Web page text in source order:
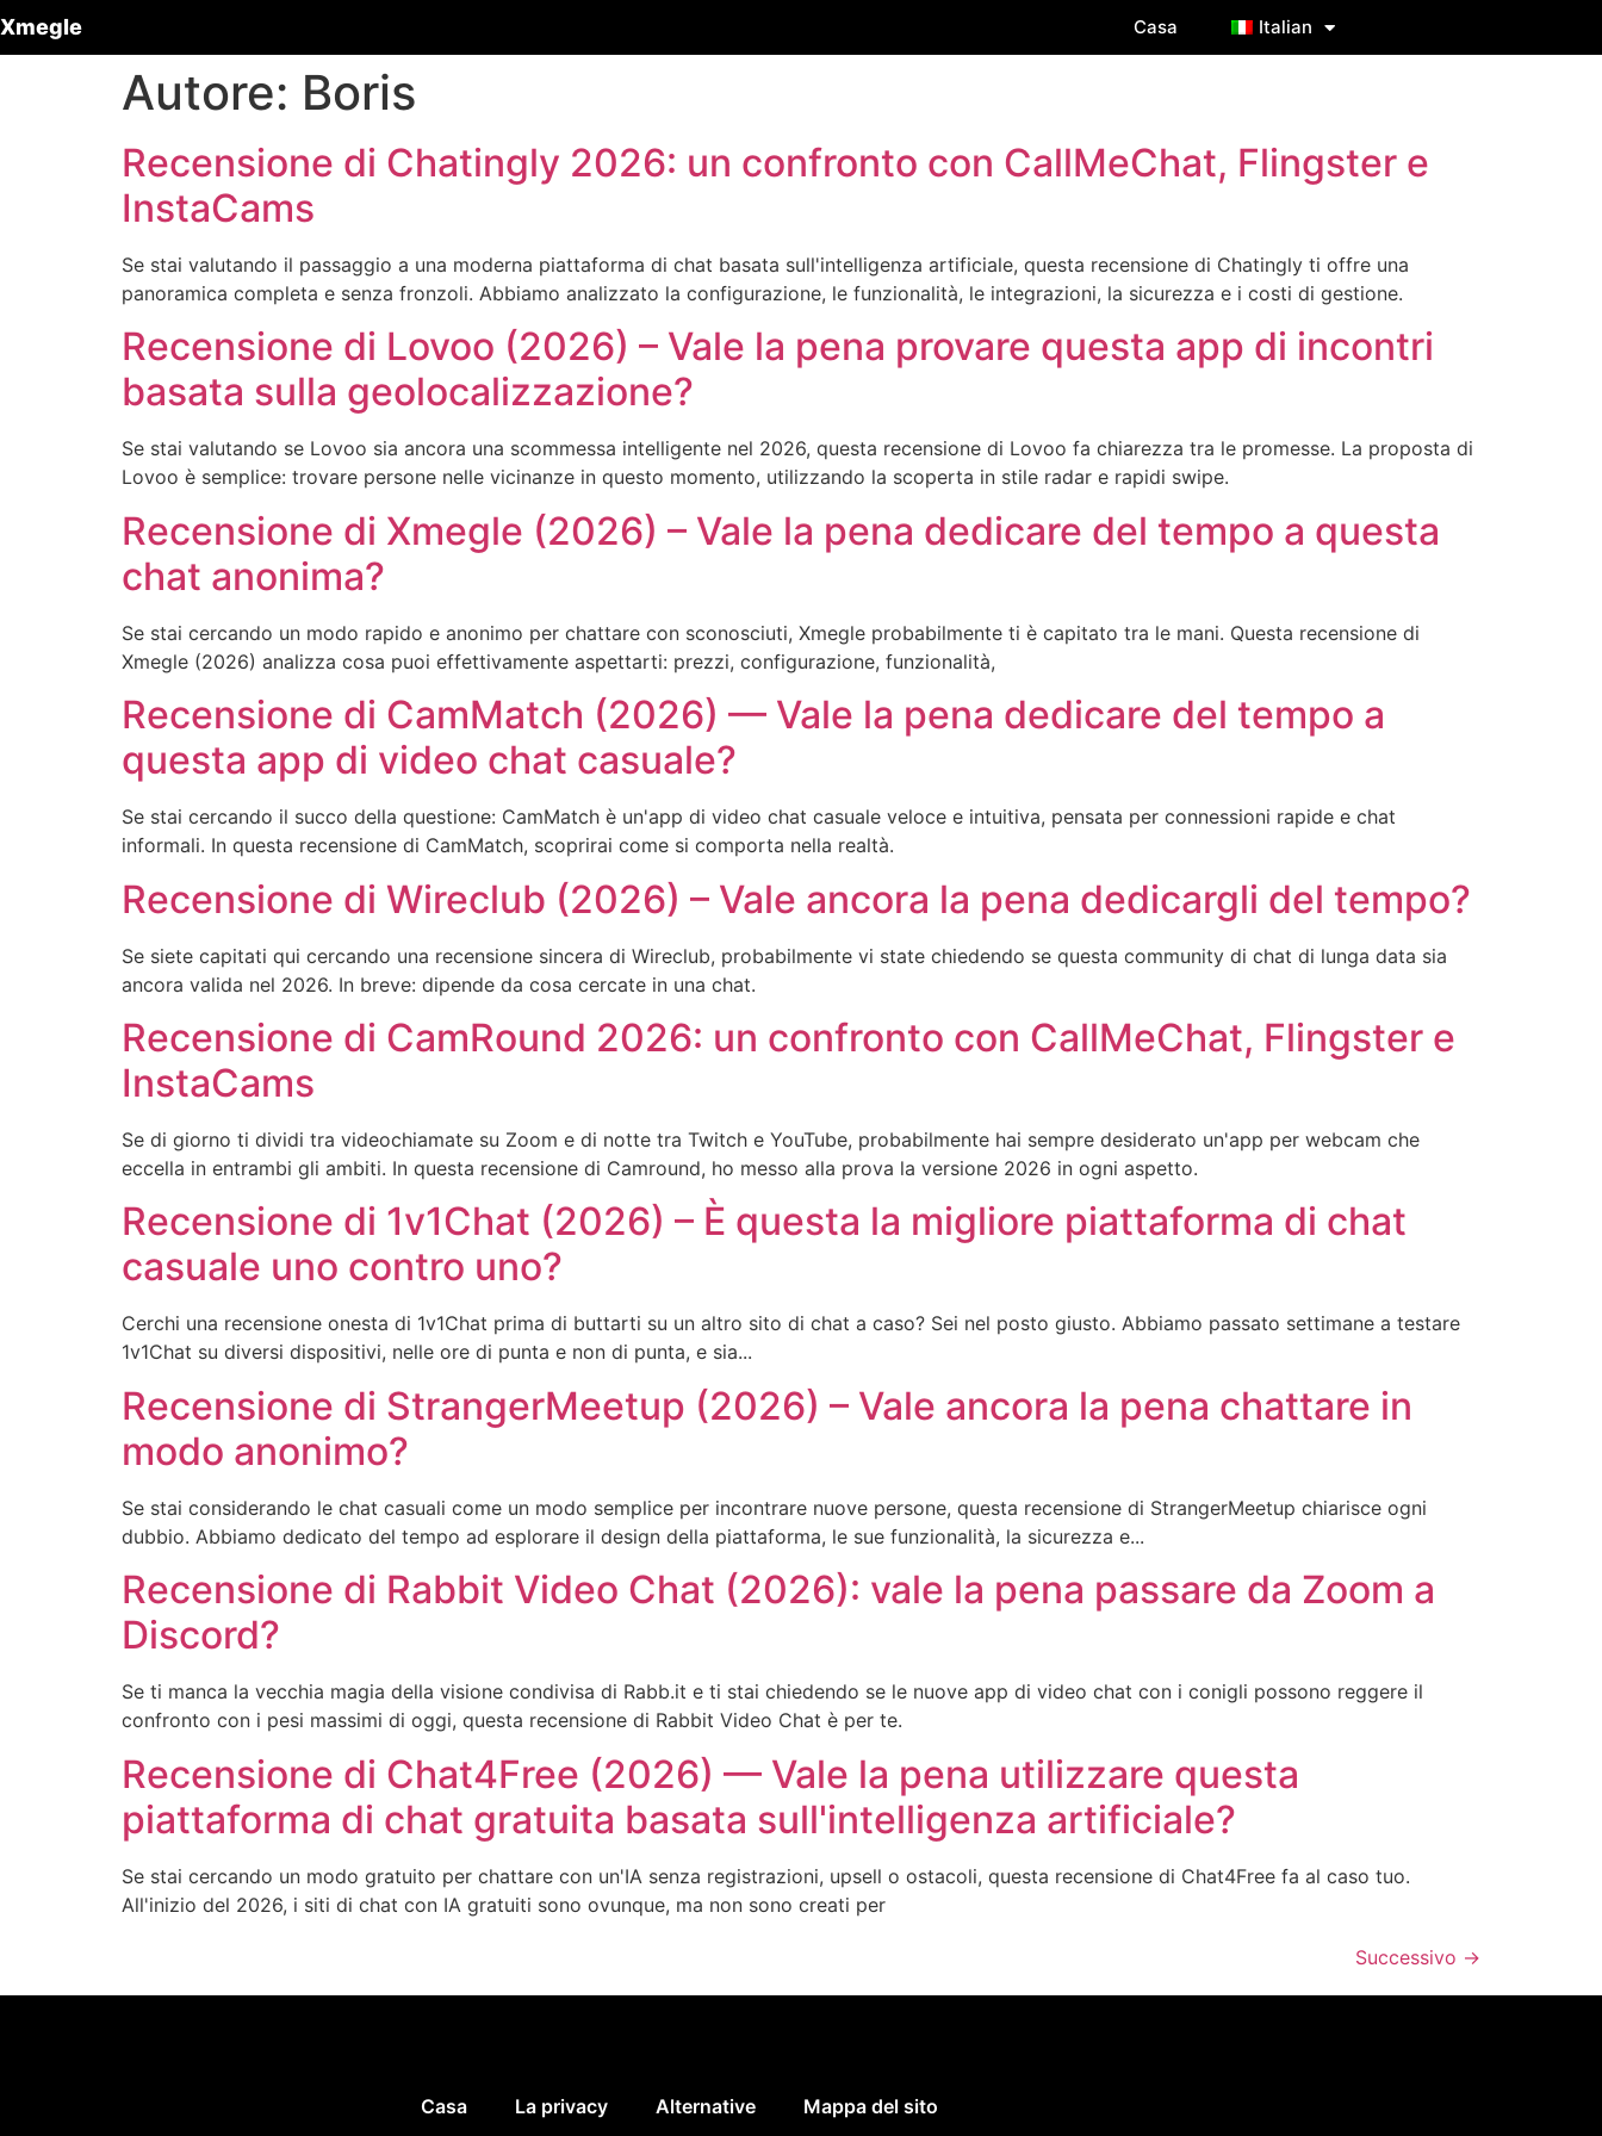
Xmegle Casa Italian
Autore: Boris
Recensione di Chatingly 2026: un confronto con CallMeChat, Flingster e
InstaCams
Se stai valutando il passaggio a una moderna piattaforma di chat basata sull'intelligenza artificiale, questa recensione di Chatingly ti offre una
panoramica completa e senza fronzoli. Abbiamo analizzato la configurazione, le funzionalità, le integrazioni, la sicurezza e i costi di gestione.
Recensione di Lovoo (2026) – Vale la pena provare questa app di incontri
basata sulla geolocalizzazione?
Se stai valutando se Lovoo sia ancora una scommessa intelligente nel 2026, questa recensione di Lovoo fa chiarezza tra le promesse. La proposta di
Lovoo è semplice: trovare persone nelle vicinanze in questo momento, utilizzando la scoperta in stile radar e rapidi swipe.
Recensione di Xmegle (2026) – Vale la pena dedicare del tempo a questa
chat anonima?
Se stai cercando un modo rapido e anonimo per chattare con sconosciuti, Xmegle probabilmente ti è capitato tra le mani. Questa recensione di
Xmegle (2026) analizza cosa puoi effettivamente aspettarti: prezzi, configurazione, funzionalità,
Recensione di CamMatch (2026) — Vale la pena dedicare del tempo a
questa app di video chat casuale?
Se stai cercando il succo della questione: CamMatch è un'app di video chat casuale veloce e intuitiva, pensata per connessioni rapide e chat
informali. In questa recensione di CamMatch, scoprirai come si comporta nella realtà.
Recensione di Wireclub (2026) – Vale ancora la pena dedicargli del tempo?
Se siete capitati qui cercando una recensione sincera di Wireclub, probabilmente vi state chiedendo se questa community di chat di lunga data sia
ancora valida nel 2026. In breve: dipende da cosa cercate in una chat.
Recensione di CamRound 2026: un confronto con CallMeChat, Flingster e
InstaCams
Se di giorno ti dividi tra videochiamate su Zoom e di notte tra Twitch e YouTube, probabilmente hai sempre desiderato un'app per webcam che
eccella in entrambi gli ambiti. In questa recensione di Camround, ho messo alla prova la versione 2026 in ogni aspetto.
Recensione di 1v1Chat (2026) – È questa la migliore piattaforma di chat
casuale uno contro uno?
Cerchi una recensione onesta di 1v1Chat prima di buttarti su un altro sito di chat a caso? Sei nel posto giusto. Abbiamo passato settimane a testare
1v1Chat su diversi dispositivi, nelle ore di punta e non di punta, e sia...
Recensione di StrangerMeetup (2026) – Vale ancora la pena chattare in
modo anonimo?
Se stai considerando le chat casuali come un modo semplice per incontrare nuove persone, questa recensione di StrangerMeetup chiarisce ogni
dubbio. Abbiamo dedicato del tempo ad esplorare il design della piattaforma, le sue funzionalità, la sicurezza e...
Recensione di Rabbit Video Chat (2026): vale la pena passare da Zoom a
Discord?
Se ti manca la vecchia magia della visione condivisa di Rabb.it e ti stai chiedendo se le nuove app di video chat con i conigli possono reggere il
confronto con i pesi massimi di oggi, questa recensione di Rabbit Video Chat è per te.
Recensione di Chat4Free (2026) — Vale la pena utilizzare questa
piattaforma di chat gratuita basata sull'intelligenza artificiale?
Se stai cercando un modo gratuito per chattare con un'IA senza registrazioni, upsell o ostacoli, questa recensione di Chat4Free fa al caso tuo.
All'inizio del 2026, i siti di chat con IA gratuiti sono ovunque, ma non sono creati per
Successivo →
Casa La privacy Alternative Mappa del sito